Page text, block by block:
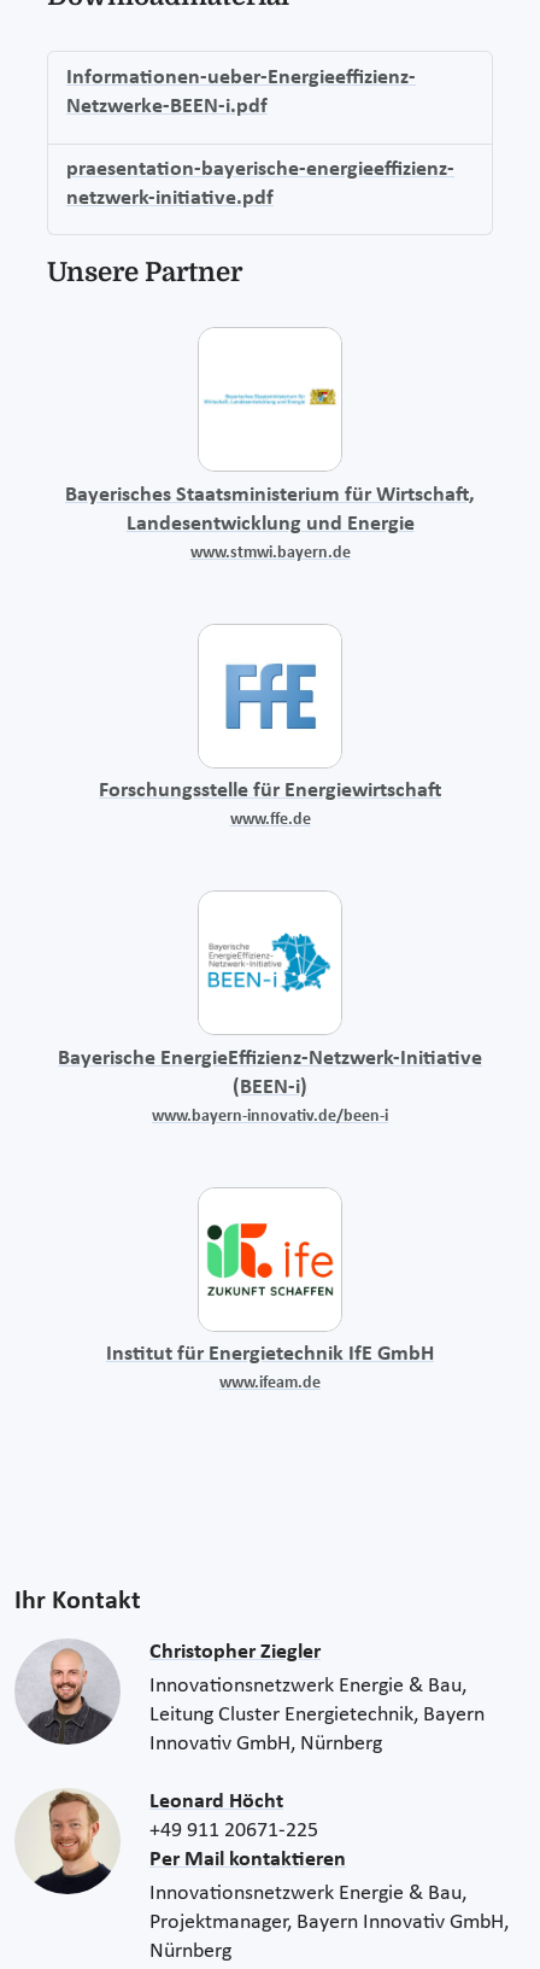
Informationen-ueber-Energieeffizienz-
Netzwerke-BEEN-i.pdf
praesentation-bayerische-energieeffizienz-
netzwerk-initiative.pdf
Unsere Partner
Bayerisches Staatsministerium für Wirtschaft,
Landesentwicklung und Energie
www.stmwi.bayern.de
Forschungsstelle für Energiewirtschaft
www.ffe.de
Bayerische EnergieEffizienz-Netzwerk-Initiative
(BEEN-i)
www.bayern-innovativ.de/been-i
Institut für Energietechnik IfE GmbH
www.ifeam.de
Ihr Kontakt
Christopher Ziegler
Innovationsnetzwerk Energie & Bau,
Leitung Cluster Energietechnik, Bayern
Innovativ GmbH, Nürnberg
Leonard Höcht
+49 911 20671-225
Per Mail kontaktieren
Innovationsnetzwerk Energie & Bau,
Projektmanager, Bayern Innovativ GmbH,
Nürnberg